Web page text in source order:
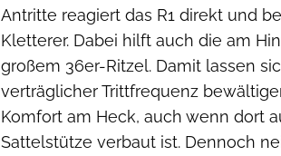
Antritte reagiert das R1 direkt und
Kletterer. Dabei hilft auch die am
großem 36er-Ritzel. Damit lassen
verträglicher Trittfrequenz
Komfort am Heck, auch wenn dort
Sattelstütze verbaut ist. Dennoch